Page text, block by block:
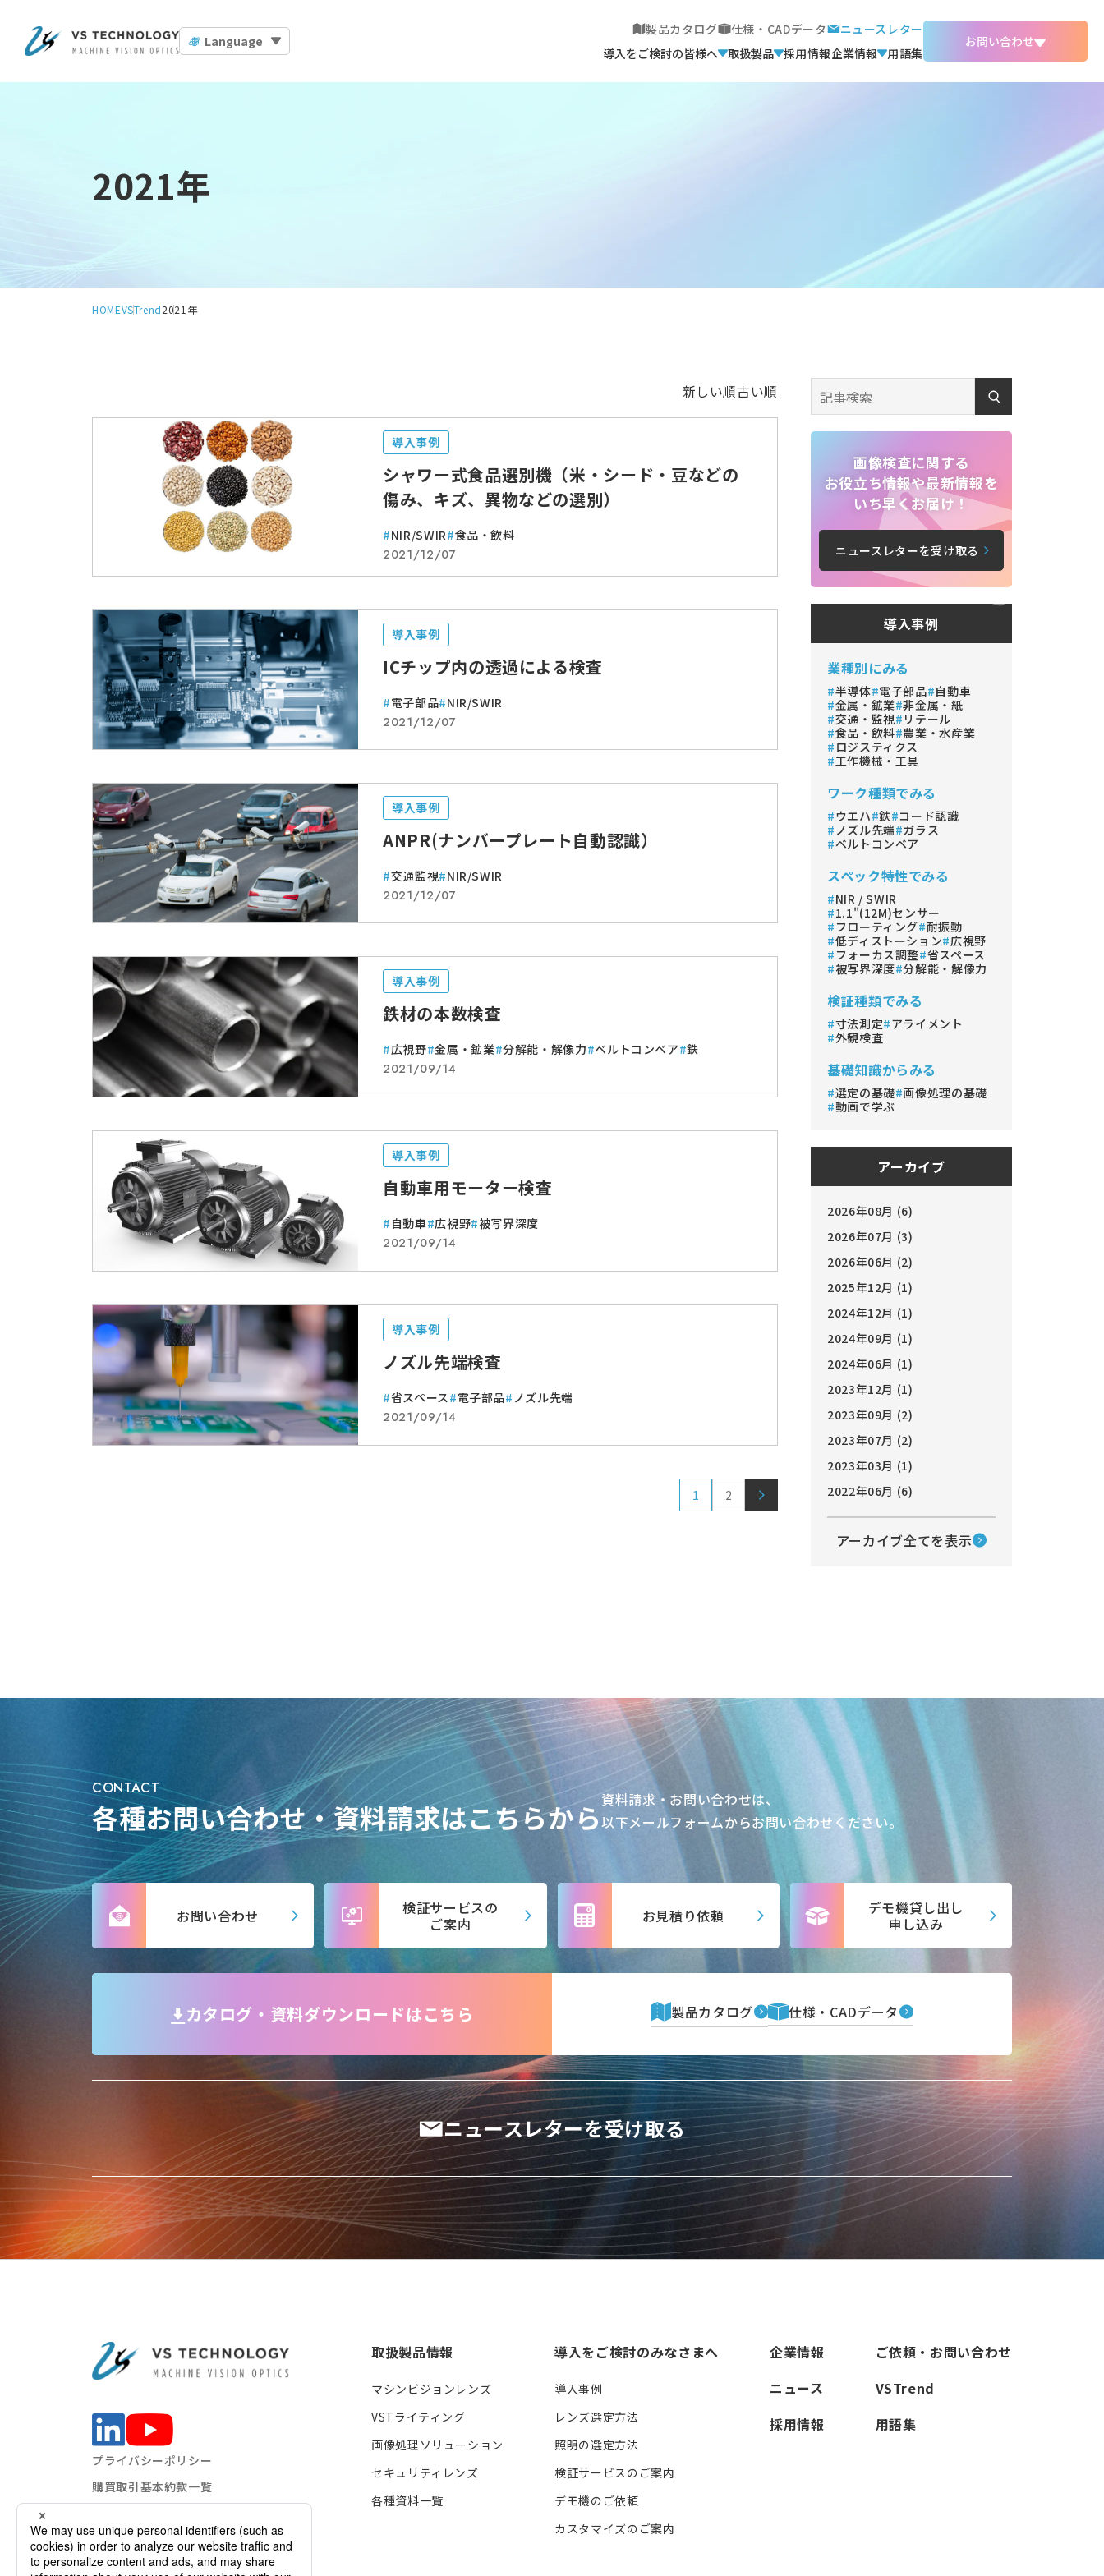
Language
製品カタログ 仕様・CADデータ
ニュースレター
導入をご検討の皆様へ 取扱製品 採用情報企業情報 用語集
お問い合わせ
2021年
HOMEVSTrend2021年
新しい順古い順
導入事例
シャワー式食品選別機（米・シード・豆などの
傷み、キズ、異物などの選別）
NIR/SWIR 食品・飲料
2021/12/07
導入事例
ICチップ内の透過による検査
電子部品 NIR/SWIR
2021/12/07
導入事例
ANPR(ナンバープレート自動認識）
交通監視 NIR/SWIR
2021/12/07
導入事例
鉄材の本数検査
広視野 金属・鉱業 分解能・解像力 ベルトコンベア 鉄
2021/09/14
導入事例
自動車用モーター検査
自動車 広視野 被写界深度
2021/09/14
導入事例
ノズル先端検査
省スペース 電子部品
ノズル先端
2021/09/14
1
ページ目
2
ページ目次へ
画像検査に関する
お役立ち情報や最新情報を
いち早くお届け！
ニュースレターを受け取る
導入事例
業種別にみる
半導体 電子部品 自動車
金属・鉱業 非金属・紙
交通・監視
リテール
食品・飲料 農業・水産業
ロジスティクス
工作機械・工具
ワーク種類でみる
ウエハ 鉄 コード認識
ノズル先端 ガラス
ベルトコンベア
スペック特性でみる
NIR / SWIR
1.1"(12M)センサー
フローティング 耐振動
低ディストーション 広視野
フォーカス調整 省スペース
被写界深度 分解能・解像力
検証種類でみる
寸法測定 アライメント
外観検査
基礎知識からみる
選定の基礎 画像処理の基礎
動画で学ぶ
アーカイブ
2026年08月 (6)
2026年07月 (3)
2026年06月 (2)
2025年12月 (1)
2024年12月 (1)
2024年09月 (1)
2024年06月 (1)
2023年12月 (1)
2023年09月 (2)
2023年07月 (2)
2023年03月 (1)
2022年06月 (6)
アーカイブ全てを表示
CONTACT
各種お問い合わせ・資料請求はこちらから資料請求・お問い合わせは、
以下メールフォームからお問い合わせください。
お問い合わせ
検証サービスの
ご案内
お見積り依頼
デモ機貸し出し
申し込み
カタログ・資料ダウンロードはこちら 製品カタログ 仕様・CADデータ
ニュースレターを受け取る
プライバシーポリシー
購買取引基本約款一覧
反社会勢力に対応する基本方針
サイト利用規約
取扱製品情報
マシンビジョンレンズ
VSTライティング
画像処理ソリューション
セキュリティレンズ
各種資料一覧
導入をご検討のみなさまへ
導入事例
レンズ選定方法
照明の選定方法
検証サービスのご案内
デモ機のご依頼
カスタマイズのご案内
企業情報
ニュース
採用情報
ご依頼・お問い合わせ
VSTrend
用語集